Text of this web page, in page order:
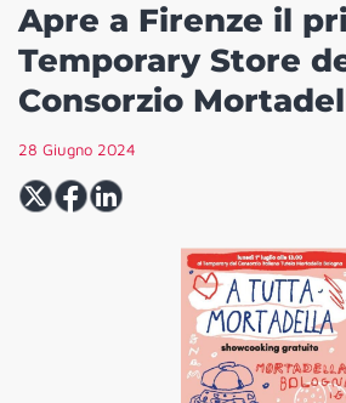
Apre a Firenze il
Temporary Store
Consorzio
28 Giugno 2024